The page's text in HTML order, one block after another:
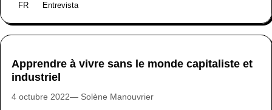
d’espace et de nature… Mais cette opposition entre urbain et
affronter ? L’urbaniste Sylvain Grisot et l’architecte Christine
Leconte ont bien voulu répondre à nos questions.
FR Entrevista
Apprendre à vivre sans le monde capitaliste et
industriel
4 octubre 2022 Solène Manouvrier